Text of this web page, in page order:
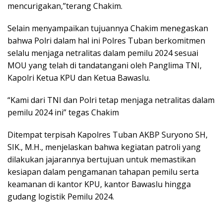
mencurigakan,”terang Chakim.
Selain menyampaikan tujuannya Chakim menegaskan
bahwa Polri dalam hal ini Polres Tuban berkomitmen
selalu menjaga netralitas dalam pemilu 2024 sesuai
MOU yang telah di tandatangani oleh Panglima TNI,
Kapolri Ketua KPU dan Ketua Bawaslu.
“Kami dari TNI dan Polri tetap menjaga netralitas dalam
pemilu 2024 ini” tegas Chakim
Ditempat terpisah Kapolres Tuban AKBP Suryono SH,
SIK., M.H., menjelaskan bahwa kegiatan patroli yang
dilakukan jajarannya bertujuan untuk memastikan
kesiapan dalam pengamanan tahapan pemilu serta
keamanan di kantor KPU, kantor Bawaslu hingga
gudang logistik Pemilu 2024.